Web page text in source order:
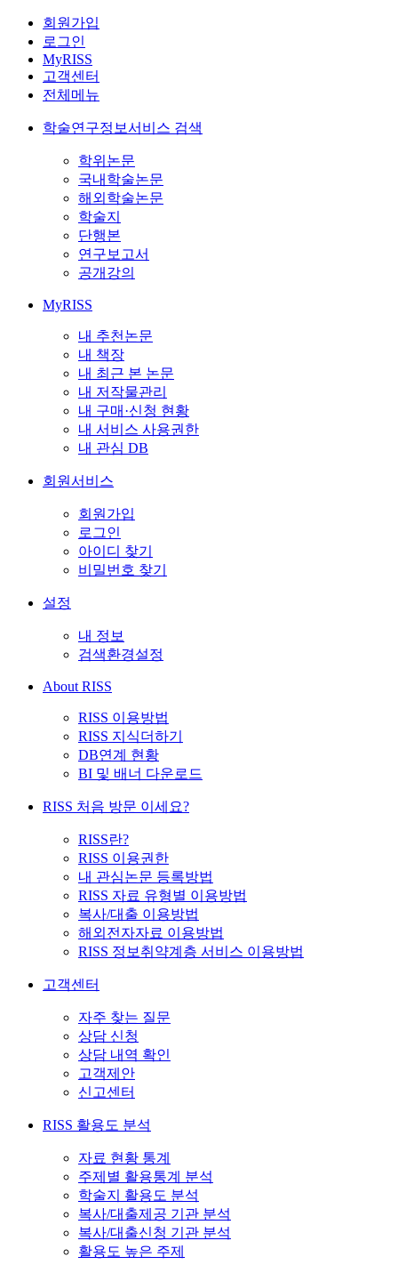
회원가입
로그인
MyRISS
고객센터
전체메뉴
학술연구정보서비스 검색
학위논문
국내학술논문
해외학술논문
학술지
단행본
연구보고서
공개강의
MyRISS
내 추천논문
내 책장
내 최근 본 논문
내 저작물관리
내 구매·신청 현황
내 서비스 사용권한
내 관심 DB
회원서비스
회원가입
로그인
아이디 찾기
비밀번호 찾기
설정
내 정보
검색환경설정
About RISS
RISS 이용방법
RISS 지식더하기
DB연계 현황
BI 및 배너 다운로드
RISS 처음 방문 이세요?
RISS란?
RISS 이용권한
내 관심논문 등록방법
RISS 자료 유형별 이용방법
복사/대출 이용방법
해외전자자료 이용방법
RISS 정보취약계층 서비스 이용방법
고객센터
자주 찾는 질문
상담 신청
상담 내역 확인
고객제안
신고센터
RISS 활용도 분석
자료 현황 통계
주제별 활용통계 분석
학술지 활용도 분석
복사/대출제공 기관 분석
복사/대출신청 기관 분석
활용도 높은 주제